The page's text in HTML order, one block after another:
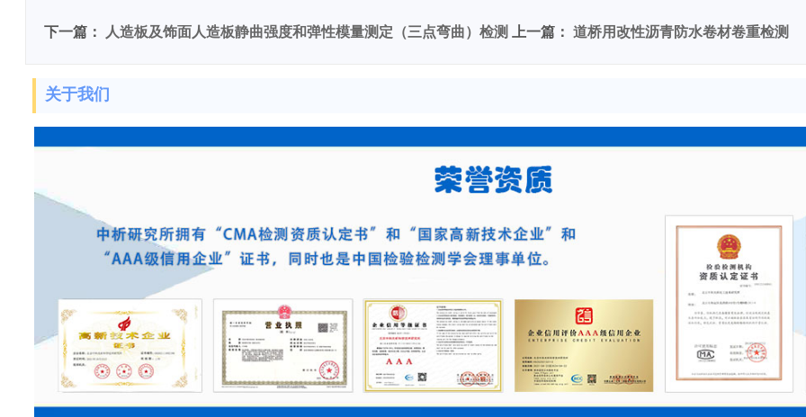
下一篇： 人造板及饰面人造板静曲强度和弹性模量测定（三点弯曲）检测 上一篇： 道桥用改性沥青防水卷材卷重检测
关于我们